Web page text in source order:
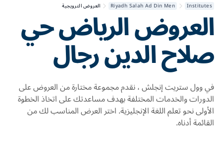
Institutes
Riyadh Salah Ad Din Men العروض الترويجية العروضالرياض حي
صلاح الدين رجال
في وول ستريت إنجلش ، نقدم مجموعة مختارة من العروض على
الدورات والخدمات المختلفة بهدف مساعدتك على اتخاذ الخطوة
الأولى نحو تعلم اللغة الإنجليزية. اختر العرض المناسب لك من
القائمة أدناه.